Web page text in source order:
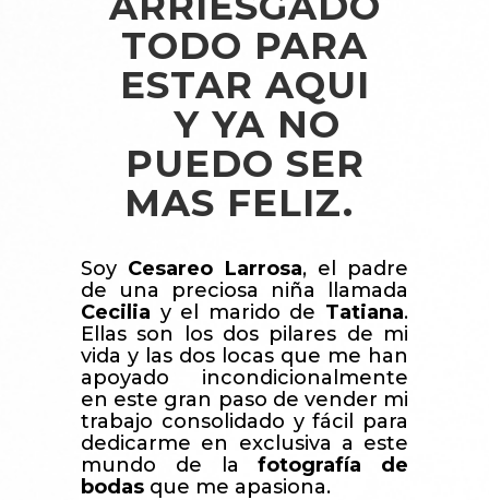
TODO PARA
ESTAR AQUI
Y YA NO
PUEDO SER
MAS FELIZ.
Soy Cesareo Larrosa, el padre
de una preciosa niña llamada
Cecilia y el marido de Tatiana.
Ellas son los dos pilares de mi
vida y las dos locas que me han
apoyado incondicionalmente
en este gran paso de vender mi
trabajo consolidado y fácil para
dedicarme en exclusiva a este
mundo de la fotografía de
bodas que me apasiona.